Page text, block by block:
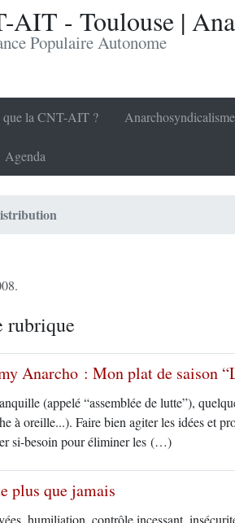
AIT - Toulouse |
Populaire Autonome
que la CNT-AIT ?
Agenda
rubrique
Anarcho : Mon plat de saison
(appelé “assemblée de lutte”),
à oreille...). Faire bien agiter les idées et
si-besoin pour éliminer les (…)
plus que jamais
humiliation, contrôle incessant,